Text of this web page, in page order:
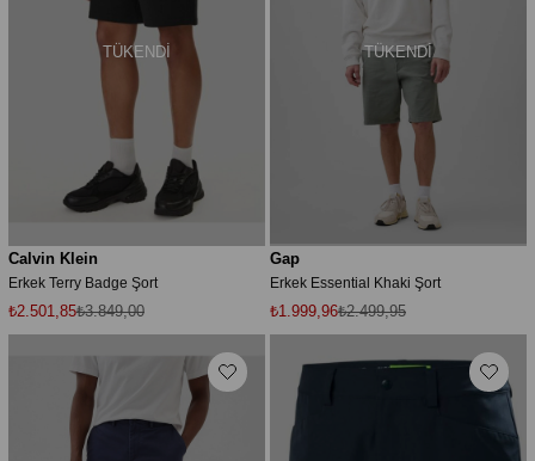
TÜKENDI
Calvin Klein
Erkek Terry Badge Şort
₺2.501,85₺3.849,00
TÜKENDI
Gap
Erkek Essential Khaki Şort
₺1.999,96₺2.499,95